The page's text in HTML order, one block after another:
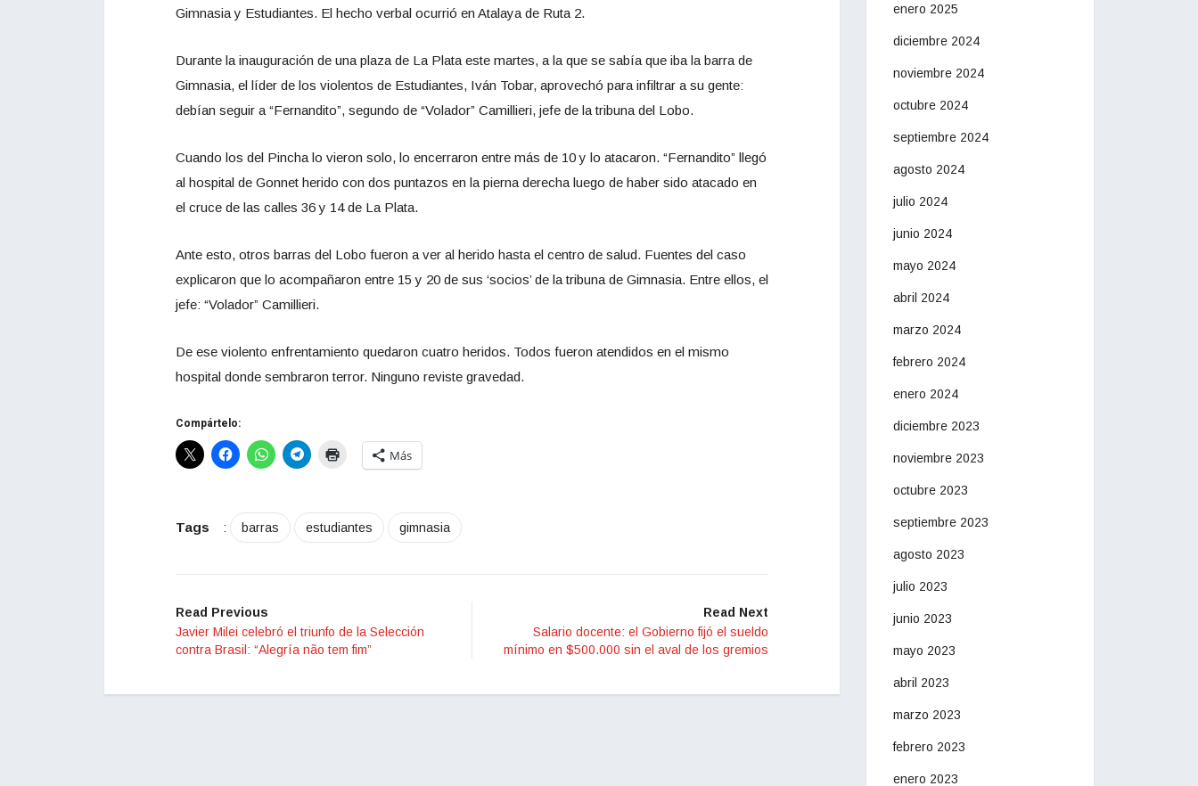
Gimnasia y Estudiantes. El hecho verbal ocurrió en Atalaya de Ruta 2.
Durante la inauguración de una plaza de La Plata este martes, a la que se sabía que iba la barra de
Gimnasia, el líder de los violentos de Estudiantes, Iván Tobar, aprovechó para infiltrar a su gente:
debían seguir a “Fernandito”, segundo de “Volador” Camillieri, jefe de la tribuna del Lobo.
Cuando los del Pincha lo vieron solo, lo encerraron entre más de 10 y lo atacaron. “Fernandito” llegó
al hospital de Gonnet herido con dos puntazos en la pierna derecha luego de haber sido atacado en
el cruce de las calles 36 y 14 de La Plata.
Ante esto, otros barras del Lobo fueron a ver al herido hasta el centro de salud. Fuentes del caso
explicaron que lo acompañaron entre 15 y 20 de sus ‘socios’ de la tribuna de Gimnasia. Entre ellos, el
jefe: “Volador” Camillieri.
De ese violento enfrentamiento quedaron cuatro heridos. Todos fueron atendidos en el mismo
hospital donde sembraron terror. Ninguno reviste gravedad.
Compártelo:
Más
Tags : barras estudiantes gimnasia
Read Previous
Javier Milei celebró el triunfo de la Selección
contra Brasil: “Alegría não tem fim”
Read Next
Salario docente: el Gobierno fijó el sueldo
mínimo en $500.000 sin el aval de los gremios
enero 2025
diciembre 2024
noviembre 2024
octubre 2024
septiembre 2024
agosto 2024
julio 2024
junio 2024
mayo 2024
abril 2024
marzo 2024
febrero 2024
enero 2024
diciembre 2023
noviembre 2023
octubre 2023
septiembre 2023
agosto 2023
julio 2023
junio 2023
mayo 2023
abril 2023
marzo 2023
febrero 2023
enero 2023